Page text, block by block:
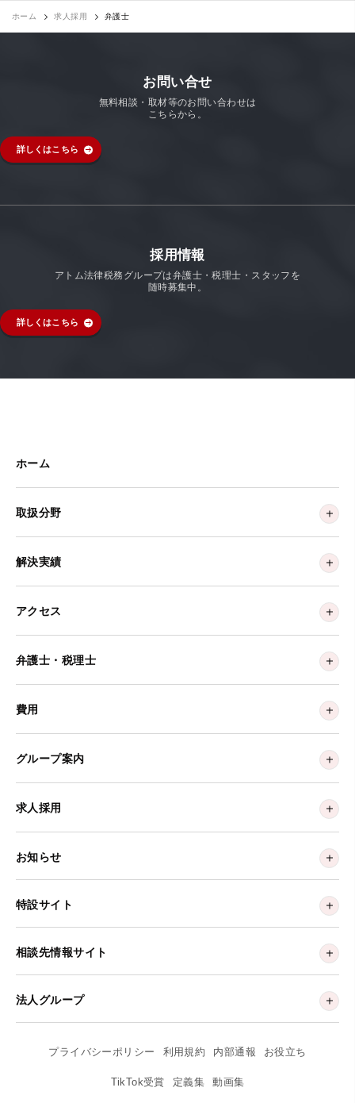
ホーム 求人採用 弁護士
お問い合せ
無料相談・取材等のお問い合わせは
こちらから。
詳しくはこちら
採用情報
アトム法律税務グループは弁護士・税理士・スタッフを
随時募集中。
詳しくはこちら
ホーム
取扱分野
解決実績
アクセス
弁護士・税理士
費用
グループ案内
求人採用
お知らせ
特設サイト
相談先情報サイト
法人グループ
プライバシーポリシー 利用規約 内部通報 お役立ち
TikTok受賞 定義集 動画集